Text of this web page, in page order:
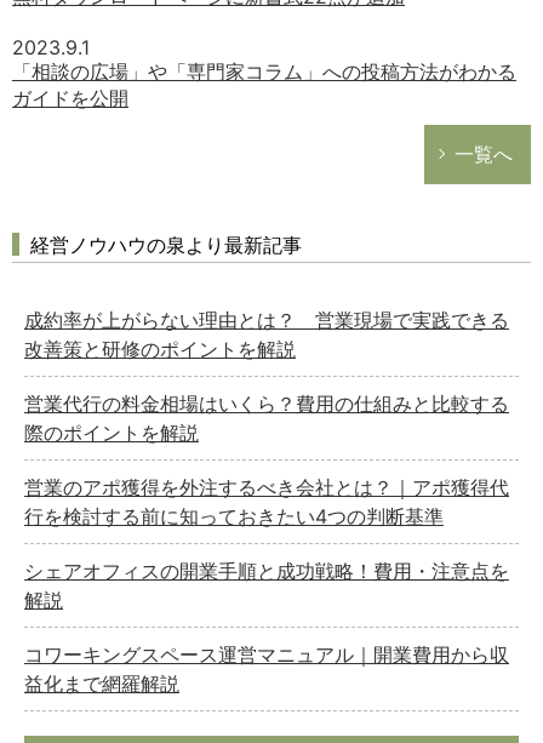
2023.9.1
「相談の広場」や「専門家コラム」への投稿方法がわかる
ガイドを公開
一覧へ
経営ノウハウの泉より最新記事
成約率が上がらない理由とは？ 営業現場で実践できる
改善策と研修のポイントを解説
営業代行の料金相場はいくら？費用の仕組みと比較する
際のポイントを解説
営業のアポ獲得を外注するべき会社とは？｜アポ獲得代
行を検討する前に知っておきたい4つの判断基準
シェアオフィスの開業手順と成功戦略！費用・注意点を
解説
コワーキングスペース運営マニュアル｜開業費用から収
益化まで網羅解説